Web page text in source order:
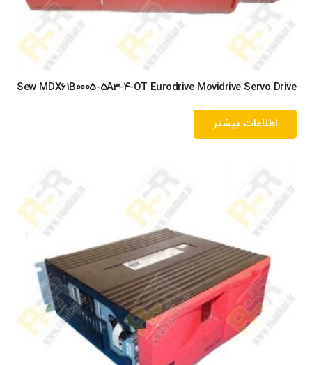
Sew MDX61B0005-5A3-4-OT Eurodrive Movidrive Servo Drive
اطلاعات بیشتر